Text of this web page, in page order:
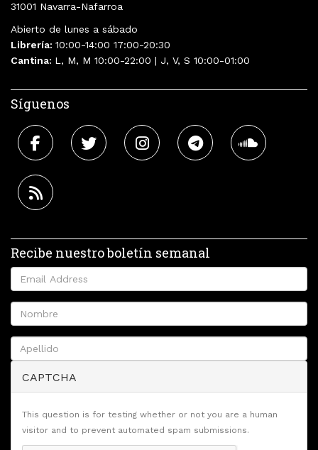
31001 Navarra-Nafarroa
Abierto de lunes a sábado
Librería: 10:00-14:00 17:00-20:30
Cantina: L, M, M 10:00-22:00 | J, V, S 10:00-01:00
Síguenos
Recibe nuestro boletín semanal
CAPTCHA
This question is for testing whether or not you are a human
visitor and to prevent automated spam submissions.